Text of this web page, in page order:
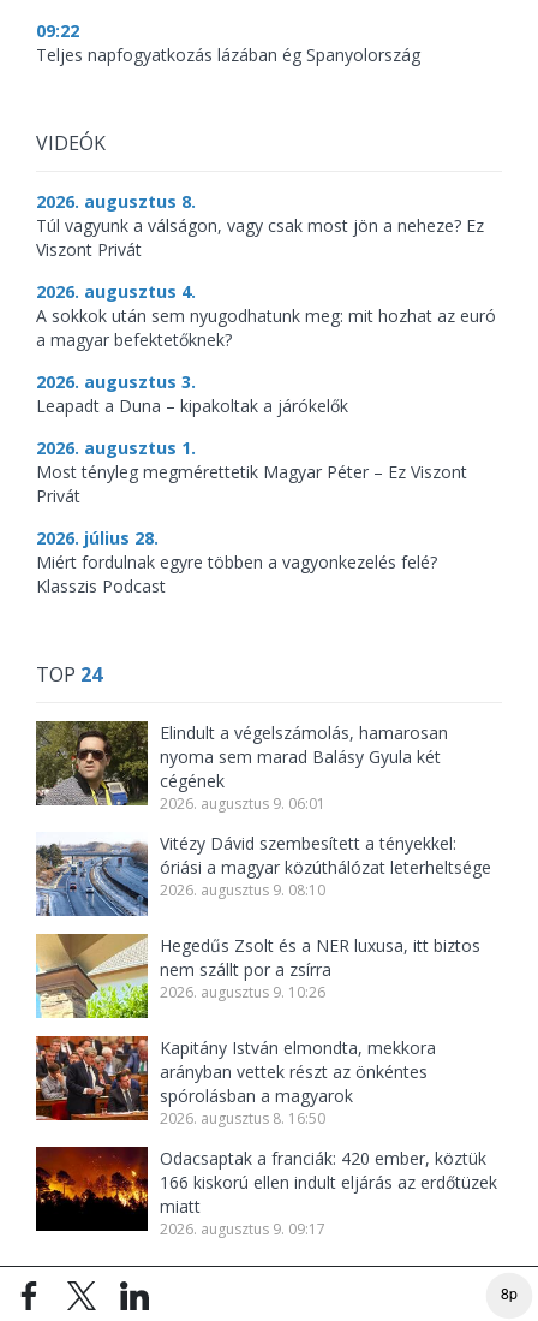
8p
09:22
Teljes napfogyatkozás lázában ég Spanyolország
VIDEÓK
2026. augusztus 8.
Túl vagyunk a válságon, vagy csak most jön a neheze? Ez
Viszont Privát
2026. augusztus 4.
A sokkok után sem nyugodhatunk meg: mit hozhat az euró
a magyar befektetőknek?
2026. augusztus 3.
Leapadt a Duna – kipakoltak a járókelők
2026. augusztus 1.
Most tényleg megmérettetik Magyar Péter – Ez Viszont
Privát
2026. július 28.
Miért fordulnak egyre többen a vagyonkezelés felé?
Klasszis Podcast
TOP 24
Elindult a végelszámolás, hamarosan
nyoma sem marad Balásy Gyula két
cégének
2026. augusztus 9. 06:01
Vitézy Dávid szembesített a tényekkel:
óriási a magyar közúthálózat leterheltsége
2026. augusztus 9. 08:10
Hegedűs Zsolt és a NER luxusa, itt biztos
nem szállt por a zsírra
2026. augusztus 9. 10:26
Kapitány István elmondta, mekkora
arányban vettek részt az önkéntes
spórolásban a magyarok
2026. augusztus 8. 16:50
Odacsaptak a franciák: 420 ember, köztük
166 kiskorú ellen indult eljárás az erdőtüzek
miatt
2026. augusztus 9. 09:17
TOP 168